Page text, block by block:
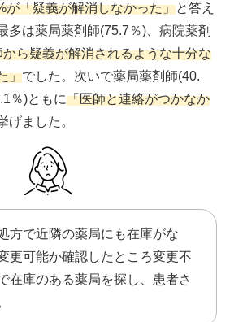
が「疑義が解消しなかった」と答え
多は薬局薬剤師(75.7％)、病院薬剤
から疑義が解消されるような十分な
」でした。次いで薬局薬剤師(40.
％)ともに「医師と連絡がつかなか
げました。
方で近隣の薬局にも在庫がな
更可能か確認したところ変更不
在庫のある薬局を探し、患者さ